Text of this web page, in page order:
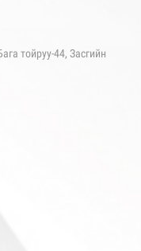
тойруу-44, Засгийн